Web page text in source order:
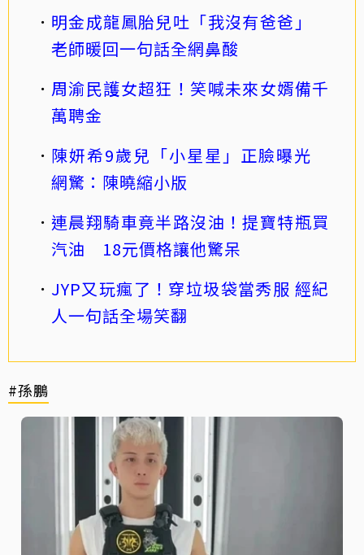
明金成龍鳳胎兒吐「我沒有爸爸」
老師暖回一句話全網鼻酸
周渝民護女超狂！笑喊未來女婿備千
萬聘金
陳妍希9歲兒「小星星」正臉曝光
網驚：陳曉縮小版
連晨翔騎車竟半路沒油！提寶特瓶買
汽油 18元價格讓他驚呆
JYP又玩瘋了！穿垃圾袋當秀服 經紀
人一句話全場笑翻
#孫鵬